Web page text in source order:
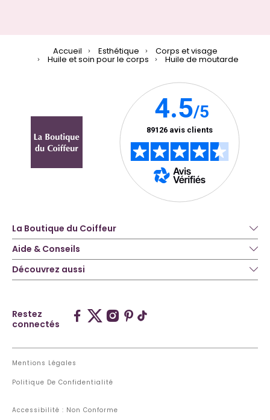
Accueil Esthétique Corps et visage
Huile et soin pour le corps Huile de moutarde
La Boutique du Coiffeur
Aide & Conseils
Découvrez aussi
Restez
connectés
Mentions Légales
Politique De Confidentialité
Accessibilité : Non Conforme